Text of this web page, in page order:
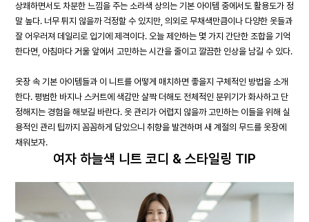
상쾌하면서도 차분한 느낌을 주는 소라색 상의는 기본 아이템 중에서도 활용도가 정
말 높다. 너무 튀지 않을까 걱정할 수 있지만, 의외로 무채색만큼이나 다양한 옷들과
잘 어우러져 데일리로 입기에 제격이다. 오늘 제안하는 몇 가지 간단한 조합을 기억
한다면, 아침마다 거울 앞에서 고민하는 시간을 줄이고 깔끔한 인상을 남길 수 있다.
옷장 속 기본 아이템들과 이 니트를 어떻게 매치하면 좋을지 구체적인 방법을 소개
한다. 평범한 바지나 스커트에 색감만 살짝 더해도 전체적인 분위기가 화사하고 단
정해지는 경험을 해보길 바란다. 옷 관리가 어렵지 않을까 고민하는 이들을 위해 실
용적인 관리 팁까지 꼼꼼하게 담았으니 취향을 발견하며 새 계절의 무드를 옷장에
채워보자.
여자 하늘색 니트 코디 & 스타일링 TIP